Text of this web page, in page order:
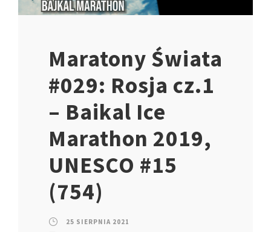
Maratony Świata
#029: Rosja cz.1
– Baikal Ice
Marathon 2019,
UNESCO #15
(754)
25 SIERPNIA 2021